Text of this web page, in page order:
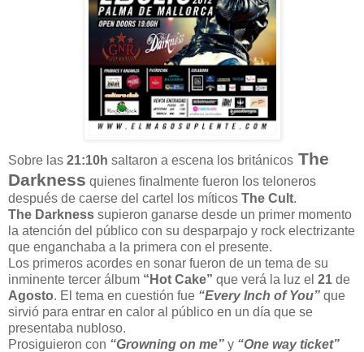
Sobre las 21:10h saltaron a escena los británicos The
Darkness quienes finalmente fueron los teloneros
después de caerse del cartel los míticos The Cult.
The Darkness supieron ganarse desde un primer momento
la atención del público con su desparpajo y rock electrizante
que enganchaba a la primera con el presente.
Los primeros acordes en sonar fueron de un tema de su
inminente tercer álbum “Hot Cake” que verá la luz el 21 de
Agosto. El tema en cuestión fue “Every Inch of You” que
sirvió para entrar en calor al público en un día que se
presentaba nubloso.
Prosiguieron con “Growning on me” y “One way ticket”